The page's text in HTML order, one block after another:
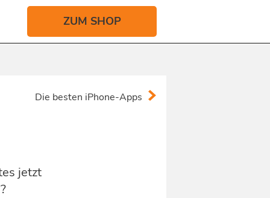
ZUM SHOP
Die besten iPhone-Apps
jetzt